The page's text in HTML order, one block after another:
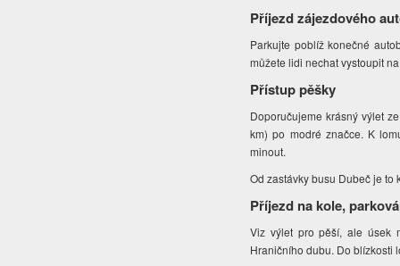
Příjezd zájezdového
Parkujte poblíž konečné
můžete lidi nechat vystoupit
Přístup pěšky
Doporučujeme krásný výlet
km) po modré značce. K
minout.
Od zastávky busu Dubeč je to
Příjezd na kole,
Viz výlet pro pěší, ale úsek
Hraničního dubu. Do blízkosti